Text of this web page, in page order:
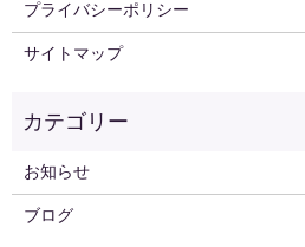
プライバシーポリシー
サイトマップ
お知らせ
ブログ